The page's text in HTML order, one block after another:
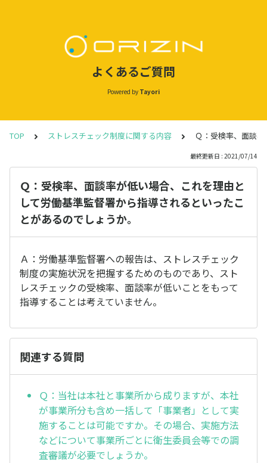
よくあるご質問
Powered by Tayori
TOP ストレスチェック制度に関する内容 Ｑ：受検率、面談
最終更新日 : 2021/07/14
Ｑ：受検率、面談率が低い場合、これを理由と
して労働基準監督署から指導されるといったこ
とがあるのでしょうか。
Ａ：労働基準監督署への報告は、ストレスチェック
制度の実施状況を把握するためのものであり、スト
レスチェックの受検率、面談率が低いことをもって
指導することは考えていません。
関連する質問
Ｑ：当社は本社と事業所から成りますが、本社
が事業所分も含め一括して「事業者」として実
施することは可能ですか。その場合、実施方法
などについて事業所ごとに衛生委員会等での調
査審議が必要でしょうか。